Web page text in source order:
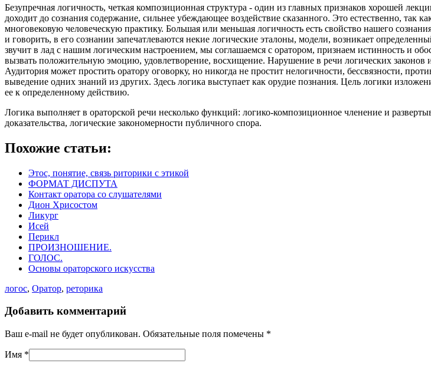
Безупречная логичность, четкая композиционная структура - один из главных признаков хорошей
доходит до сознания содержание, сильнее убеждающее воздействие сказанного. Это естественно,
многовековую человеческую практику. Большая или меньшая логичность есть свойство нашего
и говорить, в его сознании запечатлеваются некие логические эталоны, модели, возникает
звучит в лад с нашим логическим настроением, мы соглашаемся с оратором, признаем истинность и
вызвать положительную эмоцию, удовлетворение, восхищение. Нарушение в речи логических
Аудитория может простить оратору оговорку, но никогда не простит нелогичности, бессвязности,
выведение одних знаний из других. Здесь логика выступает как орудие познания. Цель логики
ее к определенному действию.
Логика выполняет в ораторской речи несколько функций: логико-композиционное членение и
доказательства, логические закономерности публичного спора.
Похожие статьи:
Этос, понятие, связь риторики с этикой
ФОРМАТ ДИСПУТА
Контакт оратора со слушателями
Дион Хрисостом
Ликург
Исей
Перикл
ПРОИЗНОШЕНИЕ.
ГОЛОС.
Основы ораторского искусства
логос, Оратор, реторика
Добавить комментарий
Ваш e-mail не будет опубликован. Обязательные поля помечены *
Имя *